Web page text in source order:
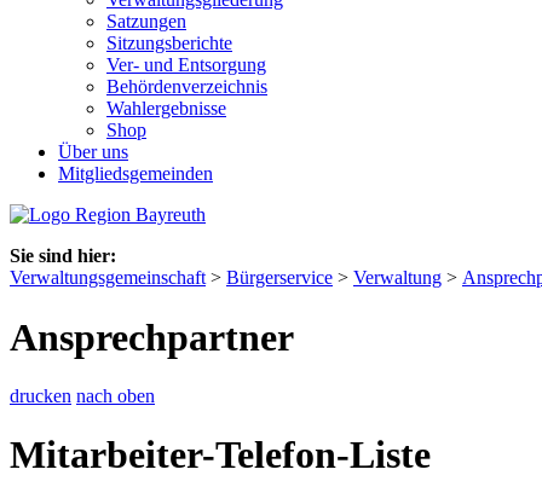
Satzungen
Sitzungsberichte
Ver- und Entsorgung
Behördenverzeichnis
Wahlergebnisse
Shop
Über uns
Mitgliedsgemeinden
Sie sind hier:
Verwaltungsgemeinschaft > Bürgerservice > Verwaltung >
Ansprechpartner
drucken nach oben
Mitarbeiter-Telefon-Liste